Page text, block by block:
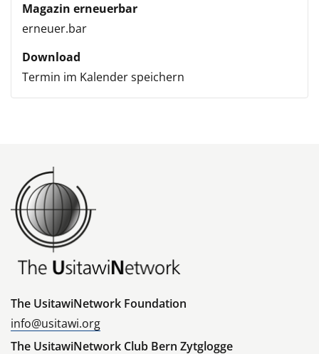
Magazin erneuerbar
erneuer.bar
Download
Termin im Kalender speichern
The UsitawiNetwork Foundation
info@usitawi.org
The UsitawiNetwork Club Bern Zytglogge